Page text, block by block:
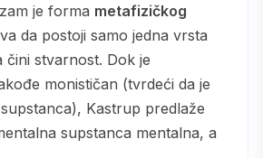
je forma metafizičkog
da postoji samo jedna vrsta
čini stvarnost. Dok je
monističan (tvrdeći da je
Kastrup predlaže
supstanca mentalna, a